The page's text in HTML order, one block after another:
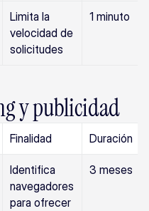
Limita la
velocidad de
solicitudes
1 minuto
y publicidad
Finalidad Duración
Identifica
navegadores
para ofrecer
3 meses